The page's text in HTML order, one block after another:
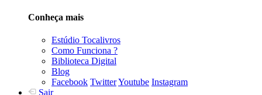
Conheça mais
Estúdio Tocalivros
Como Funciona ?
Biblioteca Digital
Blog
Facebook TwitterYoutube Instagram
Sair